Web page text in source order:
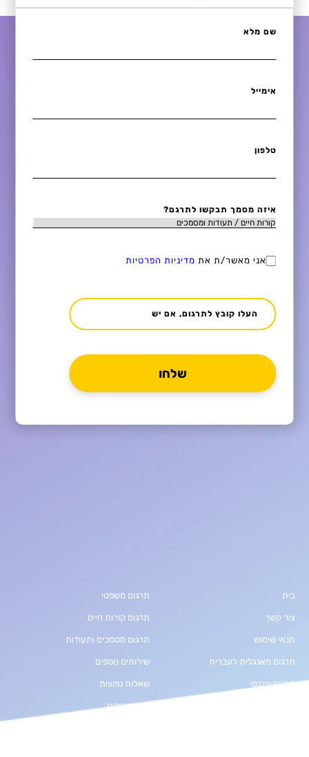
שם מלא
אימייל
טלפון
איזה מסמך תבקשו לתרגם?
אני מאשר/ת את מדיניות הפרטיות
העלו קובץ לתרגום, אם יש
בית
צור קשר
תנאי שימוש
תרגום מאנגלית לעברית
תרגום פיננסי
תרגום משפטי
תרגום קורות חיים
תרגום מסמכים ותעודות
שירותים נוספים
שאלות נפוצות
מילון מונחים